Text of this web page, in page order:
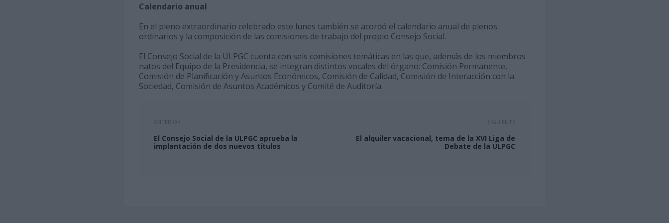
Calendario anual
En el pleno extraordinario celebrado este lunes también se acordó el calendario anual de plenos
ordinarios y la composición de las comisiones de trabajo del propio Consejo Social.
El Consejo Social de la ULPGC cuenta con seis comisiones temáticas en las que, además de los miembros
natos del Equipo de la Presidencia, se integran distintos vocales del órgano: Comisión Permanente,
Comisión de Planificación y Asuntos Económicos, Comisión de Calidad, Comisión de Interacción con la
Sociedad, Comisión de Asuntos Académicos y Comité de Auditoría.
ANTERIOR
El Consejo Social de la ULPGC aprueba la
implantación de dos nuevos títulos
SIGUIENTE
El alquiler vacacional, tema de la XVI Liga de
Debate de la ULPGC